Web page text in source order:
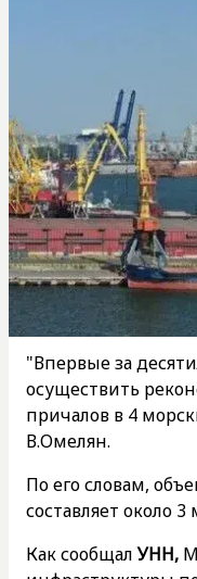
"Впервые за
осуществить
причалов в 4
В.Омелян.
По его словам,
составляет около 3
Как сообщалУНН,